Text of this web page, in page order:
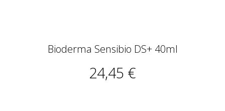
Bioderma Sensibio DS+ 40ml
24,45 €